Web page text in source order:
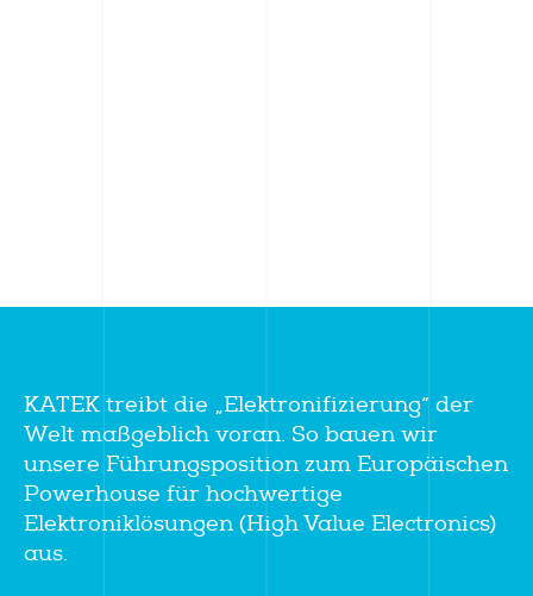
KATEK treibt die „Elektronifizierung“ der
Welt maßgeblich voran. So bauen wir
unsere Führungsposition zum Europäischen
Powerhouse für hochwertige
Elektroniklösungen (High Value Electronics)
aus.